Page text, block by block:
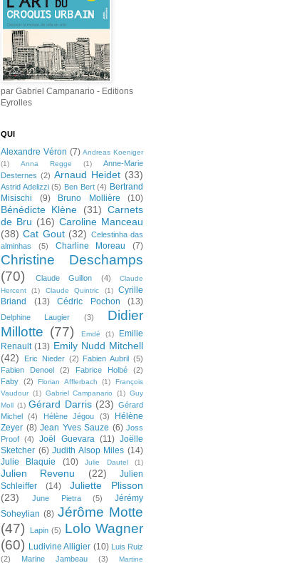
par Gabriel Campanario - Editions
Eyrolles
QUI
Alexandre Véron (7) Andreas Koeniger
(1)
Anna Regge (1)
Anne-Marie
Desternes (2) Arnaud Heidet (33)
Astrid Adelizzi (5) Ben Bert (4) Bertrand
Misischi
(9) Bruno Mollière (10)
Bénédicte Klène (31) Carnets
de Bru (16) Caroline Manceau
(38) Cat Gout (32) Celestinha das
alminhas
(5) Charline Moreau (7)
Christine Deschamps
(70)
Claude Guillon (4)
Claude
Hercent
(1) Claude Quintric (1)
Cyrille
Briand
(13) Cédric Pochon (13)
Delphine Laugier (3)
Didier
Millotte (77) Emdé (1)
Emilie
Renault (13) Emily Nudd Mitchell
(42)
Eric Nieder (2) Fabien Aubril (5)
Fabien Denoel
(2) Fabrice Holbé
(2)
Faby (2) Florian Afflerbach (1)
François
Vaudour (1) Gabriel Campanario (1) Guy
Moll (1) Gérard Darris (23) Gérard
Michel
(4) Hélène Jégou (3)
Hélène
Zeyer (8) Jean Yves Sauze (6) Joss
Proof
(4) Joël Guevara (11) Joëlle
Sketcher (6) Judith Alsop Miles (14)
Julie Blaquie
(10) Julie Dautel (1)
Julien Revenu (22)
Julien
Schleiffer
(14)
Juliette Plisson
(23)
June Pietra (5)
Jérémy
Soheylian (8) Jérôme Motte
(47)
Lapin (5) Lolo Wagner
(60) Ludivine Alligier (10) Luis Ruiz
(2)
Marine Jambeau (3) Martine